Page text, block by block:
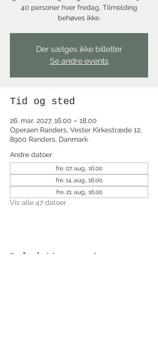
40 personer hver fredag. Tilmelding
behøves ikke.
Der sælges ikke billetter
Se andre events
Tid og sted
26. mar. 2027, 16.00 – 18.00
Operaen Randers, Vester Kirkestræde 12,
8900 Randers, Danmark
Andre datoer
fre. 07. aug., 16.00
fre. 14. aug., 16.00
fre. 21. aug., 16.00
Vis alle 47 datoer
Del dette event